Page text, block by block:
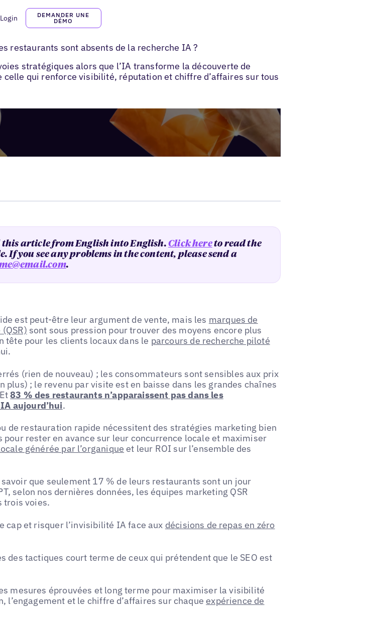
Login
DEMANDER UNE
DÉMO
restaurants sont absents de la recherche IA ?
stratégiques alors que l’IA transforme la découverte de
qui renforce visibilité, réputation et chiffre d’affaires sur tous
this article from English into English. Click hereto read the
If you see any problems in the content, please send a
.
est peut-être leur argument de vente, mais les marques de
sont sous pression pour trouver des moyens encore plus
tête pour les clients locaux dans le parcours de recherche piloté
(rien de nouveau) ; les consommateurs sont sensibles aux prix
plus) ; le revenu par visite est en baisse dans les grandes chaînes
83 % des restaurants n’apparaissent pas dans les
aujourd’hui.
de restauration rapide nécessitent des stratégies marketing bien
rester en avance sur leur concurrence locale et maximiser
générée par l’organique et leur ROI sur l’ensemble des
que seulement 17 % de leurs restaurants sont un jour
selon nos dernières données, les équipes marketing QSR
trois voies.
cap et risquer l’invisibilité IA face aux décisions de repas en zéro
des tactiques court terme de ceux qui prétendent que le SEO est
mesures éprouvées et long terme pour maximiser la visibilité
l’engagement et le chiffre d’affaires sur chaque expérience de